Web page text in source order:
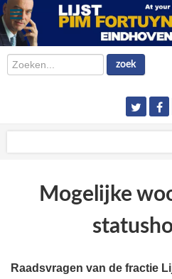
Zoeken... zoek
Mogelijke
Raadsvragen van de fractie